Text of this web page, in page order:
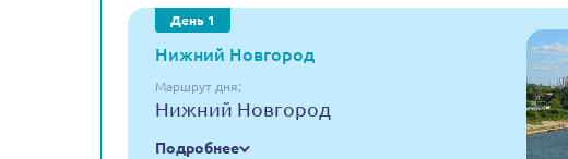
День 1
Нижний Новгород
Маршрут дня:
Нижний Новгород
Подробнее